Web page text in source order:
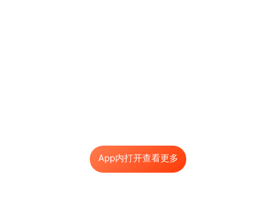
App内打开查看更多